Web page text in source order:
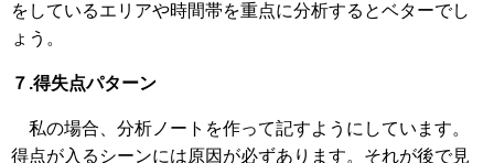
をしているエリアや時間帯を重点に分析するとベターでし
ょう。
７.得失点パターン
私の場合、分析ノートを作って記すようにしています。
得点が入るシーンには原因が必ずあります。それが後で見